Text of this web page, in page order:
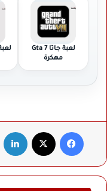
لعبة جاتا 7 Gta
مهكرة
فيسبوك